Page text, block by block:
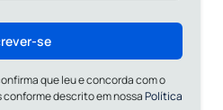
se
que leu e concorda com o
descrito em nossaPolítica